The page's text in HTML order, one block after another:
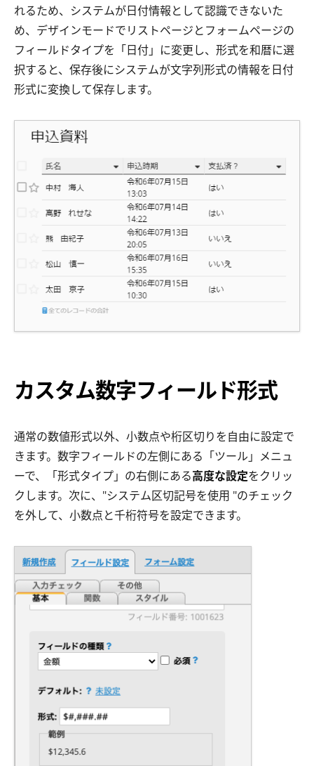
れるため、システムが日付情報として認識できないた
め、デザインモードでリストページとフォームページの
フィールドタイプを「日付」に変更し、形式を和暦に選
択すると、保存後にシステムが文字列形式の情報を日付
形式に変換して保存します。
カスタム数字フィールド形式
通常の数値形式以外、小数点や桁区切りを自由に設定で
きます。数字フィールドの左側にある「ツール」メニュ
ーで、「形式タイプ」の右側にある高度な設定をクリッ
クします。次に、"システム区切記号を使用 "のチェック
を外して、小数点と千桁符号を設定できます。